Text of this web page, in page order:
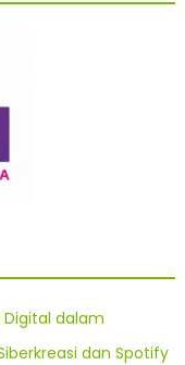
Digital dalam
dan Spotify